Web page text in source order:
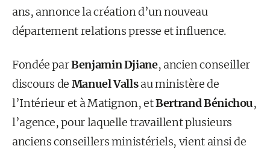
ans, annonce la création d’un nouveau
département relations presse et influence.
Fondée parBenjamin Djiane, ancien conseiller
discours de Manuel Vallsau ministère de
l’Intérieur et à Matignon, etBertrand Bénichou,
l’agence, pour laquelle travaillent plusieurs
anciens conseillers ministériels, vient ainsi de